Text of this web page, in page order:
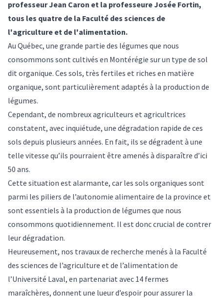
professeurJean Caron et la professeureJosée Fortin,
tous les quatre de la Faculté des sciences de
l'agriculture et de l'alimentation.
Au Québec, une grande partie des légumes que nous
consommons sont cultivés en Montérégie sur un type de sol
dit organique. Ces sols, très fertiles et riches en matière
organique, sont particulièrement adaptés à la production de
légumes.
Cependant, de nombreux agriculteurs et agricultrices
constatent, avec inquiétude, une dégradation rapide de ces
sols depuis plusieurs années. En fait, ils se dégradent à une
telle vitesse qu’ils pourraient être amenés à disparaître d’ici
50 ans.
Cette situation est alarmante, car les sols organiques sont
parmi les piliers de l’autonomie alimentaire de la province et
sont essentiels à la production de légumes que nous
consommons quotidiennement. Il est donc crucial de contrer
leur dégradation.
Heureusement, nos travaux de recherche menés à la Faculté
des sciences de l’agriculture et de l’alimentation de
l’Université Laval, en partenariat avec 14 fermes
maraîchères, donnent une lueur d’espoir pour assurer la